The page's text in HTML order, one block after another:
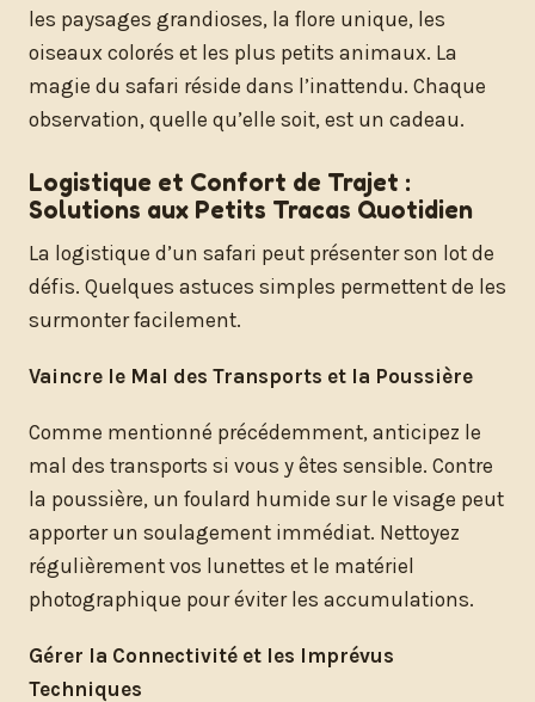
les paysages grandioses, la flore unique, les
oiseaux colorés et les plus petits animaux. La
magie du safari réside dans l’inattendu. Chaque
observation, quelle qu’elle soit, est un cadeau.
Logistique et Confort de Trajet :
Solutions aux Petits Tracas Quotidien
La logistique d’un safari peut présenter son lot de
défis. Quelques astuces simples permettent de les
surmonter facilement.
Vaincre le Mal des Transports et la Poussière
Comme mentionné précédemment, anticipez le
mal des transports si vous y êtes sensible. Contre
la poussière, un foulard humide sur le visage peut
apporter un soulagement immédiat. Nettoyez
régulièrement vos lunettes et le matériel
photographique pour éviter les accumulations.
Gérer la Connectivité et les Imprévus
Techniques